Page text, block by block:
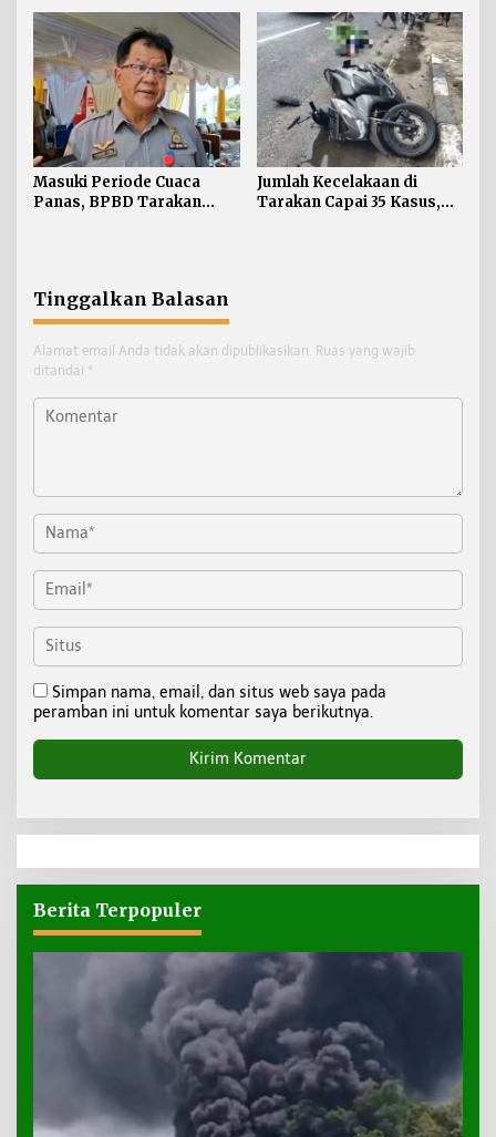
Masuki Periode Cuaca
Panas, BPBD Tarakan
Jumlah Kecelakaan di
Tarakan Capai 35 Kasus,
Tinggalkan Balasan
Alamat email Anda tidak akan dipublikasikan. Ruas yang wajib
ditandai *
Simpan nama, email, dan situs web saya pada
peramban ini untuk komentar saya berikutnya.
Berita Terpopuler